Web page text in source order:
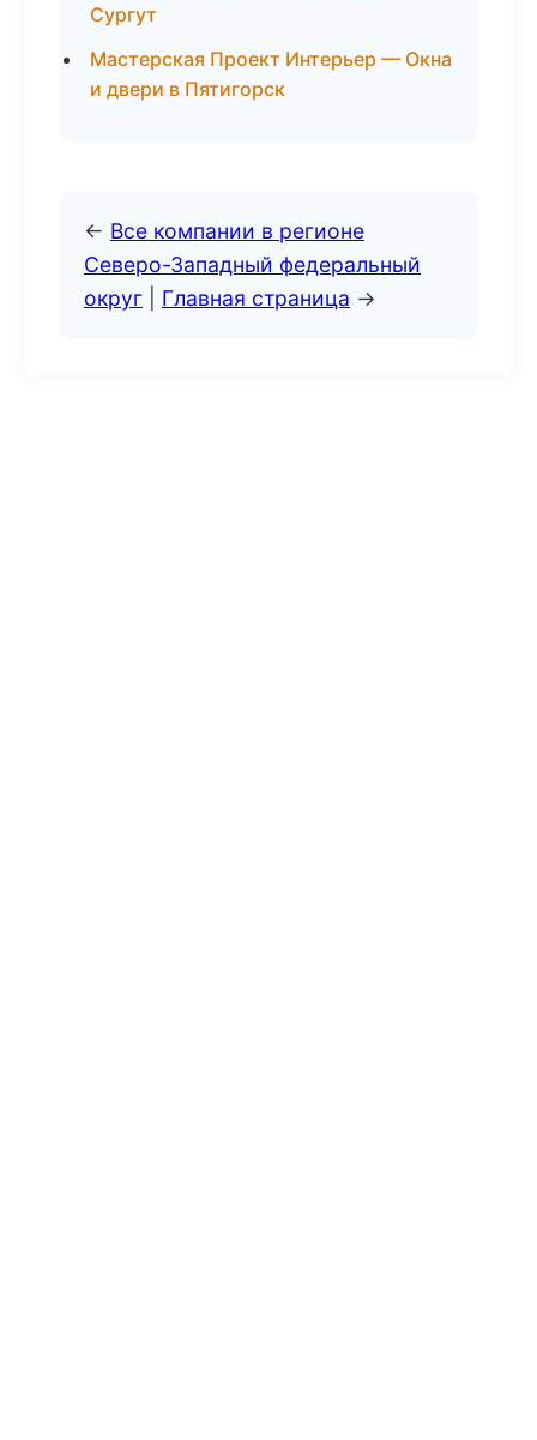
Сургут
Мастерская Проект Интерьер — Окна
и двери в Пятигорск
← Все компании в регионе
Северо-Западный федеральный
округ
Главная страница →